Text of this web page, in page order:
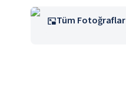
Tüm Fotoğraflar